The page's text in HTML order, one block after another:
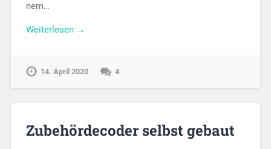
nem…
Weiterlesen →
14. April 2020 4
Zubehördecoder selbst gebaut